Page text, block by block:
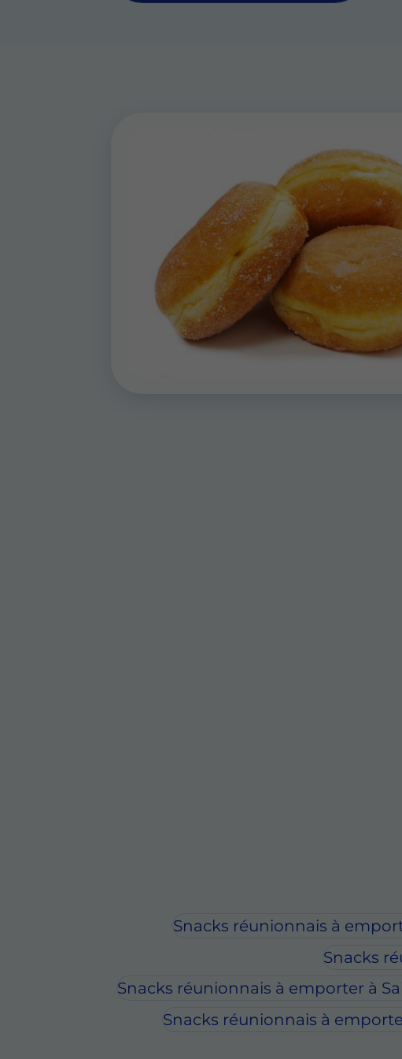
Snacks réunionnais à
Snacks
Snacks réunionnais à emporter à
Snacks réunionnais à